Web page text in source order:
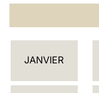
C
L
JANVIER